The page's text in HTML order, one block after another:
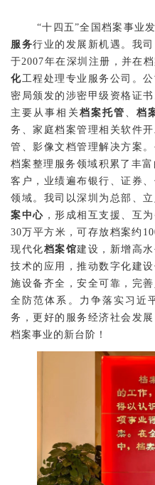
“十四五”全国档案事业
服务行业的发展新机遇。我司
于2007年在深圳注册，并在
化工程处理专业服务公司。
密局颁发的涉密甲级资格证书
主要从事相关档案托管 、档
务、家庭档案管理相关软件
管、影像文档管理解决方案。
档案整理服务领域积累了丰
客户，业绩遍布银行、证券
领域。 我司以深圳为总部、
案中心 ，形成相互支援、互
30万平方米，可存放档案约10
现代化档案馆建设，新增高
技术的应用，推动数字化建
施设备齐全，安全可靠，完
全防范体系。力争落实习近
务， 更好的服务经济社会发
档案事业的新台阶！